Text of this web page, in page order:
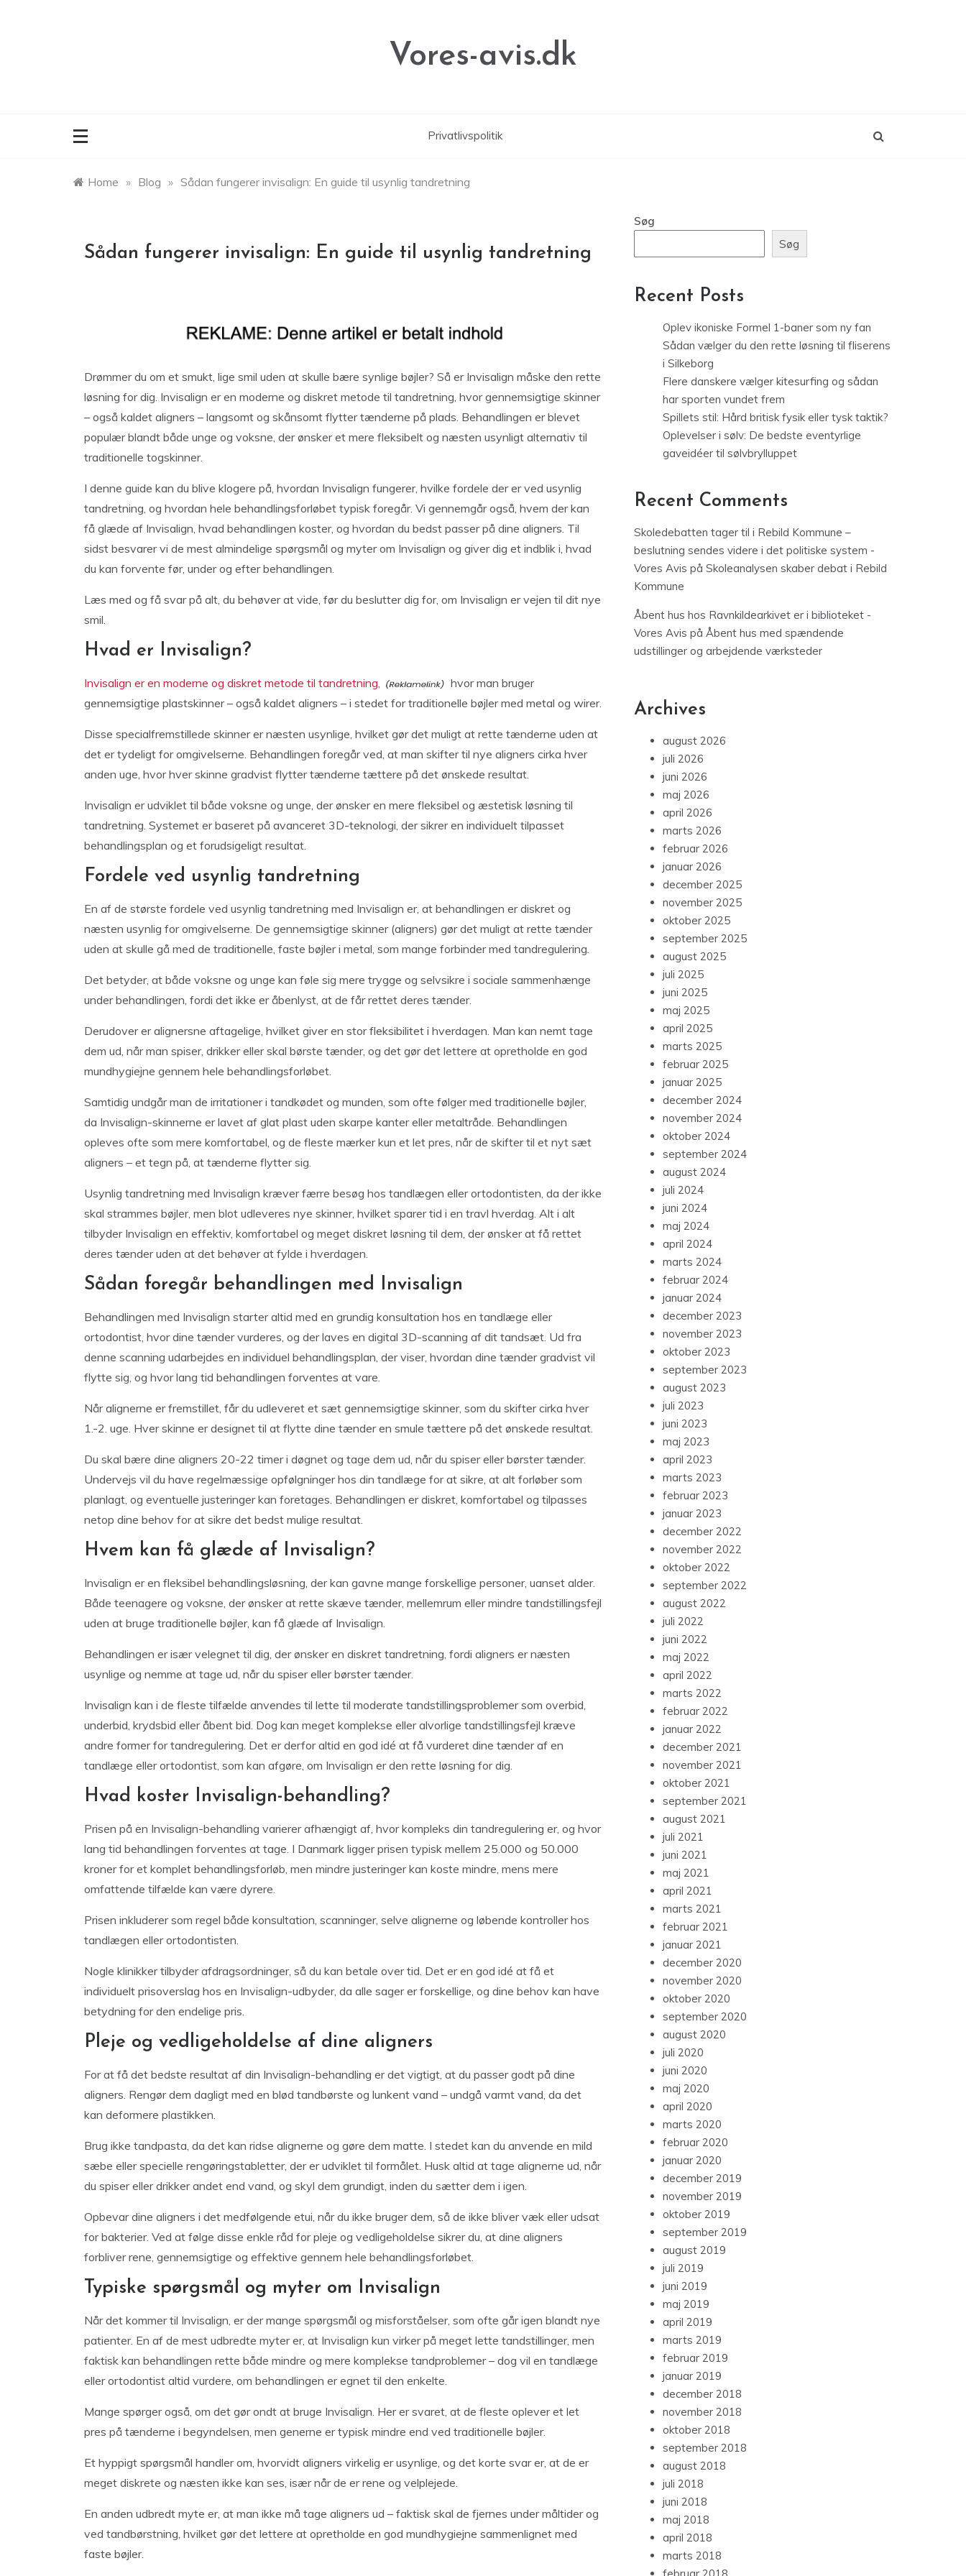
Vores-avis.dk
Privatlivspolitik
Home » Blog » Sådan fungerer invisalign: En guide til usynlig tandretning
Sådan fungerer invisalign: En guide til usynlig tandretning
Drømmer du om et smukt, lige smil uden at skulle bære synlige bøjler? Så er Invisalign måske den rette
løsning for dig. Invisalign er en moderne og diskret metode til tandretning, hvor gennemsigtige skinner
– også kaldet aligners – langsomt og skånsomt flytter tænderne på plads. Behandlingen er blevet
populær blandt både unge og voksne, der ønsker et mere fleksibelt og næsten usynligt alternativ til
traditionelle togskinner.
I denne guide kan du blive klogere på, hvordan Invisalign fungerer, hvilke fordele der er ved usynlig
tandretning, og hvordan hele behandlingsforløbet typisk foregår. Vi gennemgår også, hvem der kan
få glæde af Invisalign, hvad behandlingen koster, og hvordan du bedst passer på dine aligners. Til
sidst besvarer vi de mest almindelige spørgsmål og myter om Invisalign og giver dig et indblik i, hvad
du kan forvente før, under og efter behandlingen.
Læs med og få svar på alt, du behøver at vide, før du beslutter dig for, om Invisalign er vejen til dit nye
smil.
Hvad er Invisalign?
Invisalign er en moderne og diskret metode til tandretning,
hvor man bruger
gennemsigtige plastskinner – også kaldet aligners – i stedet for traditionelle bøjler med metal og wirer.
Disse specialfremstillede skinner er næsten usynlige, hvilket gør det muligt at rette tænderne uden at
det er tydeligt for omgivelserne. Behandlingen foregår ved, at man skifter til nye aligners cirka hver
anden uge, hvor hver skinne gradvist flytter tænderne tættere på det ønskede resultat.
Invisalign er udviklet til både voksne og unge, der ønsker en mere fleksibel og æstetisk løsning til
tandretning. Systemet er baseret på avanceret 3D-teknologi, der sikrer en individuelt tilpasset
behandlingsplan og et forudsigeligt resultat.
Fordele ved usynlig tandretning
En af de største fordele ved usynlig tandretning med Invisalign er, at behandlingen er diskret og
næsten usynlig for omgivelserne. De gennemsigtige skinner (aligners) gør det muligt at rette tænder
uden at skulle gå med de traditionelle, faste bøjler i metal, som mange forbinder med tandregulering.
Det betyder, at både voksne og unge kan føle sig mere trygge og selvsikre i sociale sammenhænge
under behandlingen, fordi det ikke er åbenlyst, at de får rettet deres tænder.
Derudover er alignersne aftagelige, hvilket giver en stor fleksibilitet i hverdagen. Man kan nemt tage
dem ud, når man spiser, drikker eller skal børste tænder, og det gør det lettere at opretholde en god
mundhygiejne gennem hele behandlingsforløbet.
Samtidig undgår man de irritationer i tandkødet og munden, som ofte følger med traditionelle bøjler,
da Invisalign-skinnerne er lavet af glat plast uden skarpe kanter eller metaltråde. Behandlingen
opleves ofte som mere komfortabel, og de fleste mærker kun et let pres, når de skifter til et nyt sæt
aligners – et tegn på, at tænderne flytter sig.
Usynlig tandretning med Invisalign kræver færre besøg hos tandlægen eller ortodontisten, da der ikke
skal strammes bøjler, men blot udleveres nye skinner, hvilket sparer tid i en travl hverdag. Alt i alt
tilbyder Invisalign en effektiv, komfortabel og meget diskret løsning til dem, der ønsker at få rettet
deres tænder uden at det behøver at fylde i hverdagen.
Sådan foregår behandlingen med Invisalign
Behandlingen med Invisalign starter altid med en grundig konsultation hos en tandlæge eller
ortodontist, hvor dine tænder vurderes, og der laves en digital 3D-scanning af dit tandsæt. Ud fra
denne scanning udarbejdes en individuel behandlingsplan, der viser, hvordan dine tænder gradvist vil
flytte sig, og hvor lang tid behandlingen forventes at vare.
Når alignerne er fremstillet, får du udleveret et sæt gennemsigtige skinner, som du skifter cirka hver
1.-2. uge. Hver skinne er designet til at flytte dine tænder en smule tættere på det ønskede resultat.
Du skal bære dine aligners 20-22 timer i døgnet og tage dem ud, når du spiser eller børster tænder.
Undervejs vil du have regelmæssige opfølgninger hos din tandlæge for at sikre, at alt forløber som
planlagt, og eventuelle justeringer kan foretages. Behandlingen er diskret, komfortabel og tilpasses
netop dine behov for at sikre det bedst mulige resultat.
Hvem kan få glæde af Invisalign?
Invisalign er en fleksibel behandlingsløsning, der kan gavne mange forskellige personer, uanset alder.
Både teenagere og voksne, der ønsker at rette skæve tænder, mellemrum eller mindre tandstillingsfejl
uden at bruge traditionelle bøjler, kan få glæde af Invisalign.
Behandlingen er især velegnet til dig, der ønsker en diskret tandretning, fordi aligners er næsten
usynlige og nemme at tage ud, når du spiser eller børster tænder.
Invisalign kan i de fleste tilfælde anvendes til lette til moderate tandstillingsproblemer som overbid,
underbid, krydsbid eller åbent bid. Dog kan meget komplekse eller alvorlige tandstillingsfejl kræve
andre former for tandregulering. Det er derfor altid en god idé at få vurderet dine tænder af en
tandlæge eller ortodontist, som kan afgøre, om Invisalign er den rette løsning for dig.
Hvad koster Invisalign-behandling?
Prisen på en Invisalign-behandling varierer afhængigt af, hvor kompleks din tandregulering er, og hvor
lang tid behandlingen forventes at tage. I Danmark ligger prisen typisk mellem 25.000 og 50.000
kroner for et komplet behandlingsforløb, men mindre justeringer kan koste mindre, mens mere
omfattende tilfælde kan være dyrere.
Prisen inkluderer som regel både konsultation, scanninger, selve alignerne og løbende kontroller hos
tandlægen eller ortodontisten.
Nogle klinikker tilbyder afdragsordninger, så du kan betale over tid. Det er en god idé at få et
individuelt prisoverslag hos en Invisalign-udbyder, da alle sager er forskellige, og dine behov kan have
betydning for den endelige pris.
Pleje og vedligeholdelse af dine aligners
For at få det bedste resultat af din Invisalign-behandling er det vigtigt, at du passer godt på dine
aligners. Rengør dem dagligt med en blød tandbørste og lunkent vand – undgå varmt vand, da det
kan deformere plastikken.
Brug ikke tandpasta, da det kan ridse alignerne og gøre dem matte. I stedet kan du anvende en mild
sæbe eller specielle rengøringstabletter, der er udviklet til formålet. Husk altid at tage alignerne ud, når
du spiser eller drikker andet end vand, og skyl dem grundigt, inden du sætter dem i igen.
Opbevar dine aligners i det medfølgende etui, når du ikke bruger dem, så de ikke bliver væk eller udsat
for bakterier. Ved at følge disse enkle råd for pleje og vedligeholdelse sikrer du, at dine aligners
forbliver rene, gennemsigtige og effektive gennem hele behandlingsforløbet.
Typiske spørgsmål og myter om Invisalign
Når det kommer til Invisalign, er der mange spørgsmål og misforståelser, som ofte går igen blandt nye
patienter. En af de mest udbredte myter er, at Invisalign kun virker på meget lette tandstillinger, men
faktisk kan behandlingen rette både mindre og mere komplekse tandproblemer – dog vil en tandlæge
eller ortodontist altid vurdere, om behandlingen er egnet til den enkelte.
Mange spørger også, om det gør ondt at bruge Invisalign. Her er svaret, at de fleste oplever et let
pres på tænderne i begyndelsen, men generne er typisk mindre end ved traditionelle bøjler.
Et hyppigt spørgsmål handler om, hvorvidt aligners virkelig er usynlige, og det korte svar er, at de er
meget diskrete og næsten ikke kan ses, især når de er rene og velplejede.
En anden udbredt myte er, at man ikke må tage aligners ud – faktisk skal de fjernes under måltider og
ved tandbørstning, hvilket gør det lettere at opretholde en god mundhygiejne sammenlignet med
faste bøjler.
Søg
Søg
Recent Posts
Oplev ikoniske Formel 1-baner som ny fan
Sådan vælger du den rette løsning til fliserens
i Silkeborg
Flere danskere vælger kitesurfing og sådan
har sporten vundet frem
Spillets stil: Hård britisk fysik eller tysk taktik?
Oplevelser i sølv: De bedste eventyrlige
gaveidéer til sølvbrylluppet
Recent Comments
Skoledebatten tager til i Rebild Kommune –
beslutning sendes videre i det politiske system -
Vores Avis på Skoleanalysen skaber debat i Rebild
Kommune
Åbent hus hos Ravnkildearkivet er i biblioteket -
Vores Avis på Åbent hus med spændende
udstillinger og arbejdende værksteder
Archives
august 2026
juli 2026
juni 2026
maj 2026
april 2026
marts 2026
februar 2026
januar 2026
december 2025
november 2025
oktober 2025
september 2025
august 2025
juli 2025
juni 2025
maj 2025
april 2025
marts 2025
februar 2025
januar 2025
december 2024
november 2024
oktober 2024
september 2024
august 2024
juli 2024
juni 2024
maj 2024
april 2024
marts 2024
februar 2024
januar 2024
december 2023
november 2023
oktober 2023
september 2023
august 2023
juli 2023
juni 2023
maj 2023
april 2023
marts 2023
februar 2023
januar 2023
december 2022
november 2022
oktober 2022
september 2022
august 2022
juli 2022
juni 2022
maj 2022
april 2022
marts 2022
februar 2022
januar 2022
december 2021
november 2021
oktober 2021
september 2021
august 2021
juli 2021
juni 2021
maj 2021
april 2021
marts 2021
februar 2021
januar 2021
december 2020
november 2020
oktober 2020
september 2020
august 2020
juli 2020
juni 2020
maj 2020
april 2020
marts 2020
februar 2020
januar 2020
december 2019
november 2019
oktober 2019
september 2019
august 2019
juli 2019
juni 2019
maj 2019
april 2019
marts 2019
februar 2019
januar 2019
december 2018
november 2018
oktober 2018
september 2018
august 2018
juli 2018
juni 2018
maj 2018
april 2018
marts 2018